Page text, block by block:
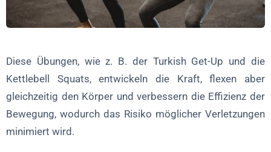
Diese Übungen, wie z. B. der Turkish Get-Up und die
Kettlebell Squats, entwickeln die Kraft, flexen aber
gleichzeitig den Körper und verbessern die Effizienz der
Bewegung, wodurch das Risiko möglicher Verletzungen
minimiert wird.